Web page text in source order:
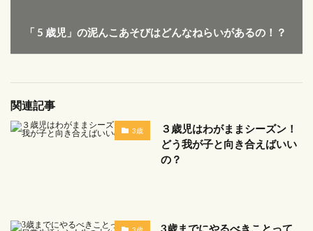
「 5 歳児」の泥んこあそびはどんなねらいがあるの！？
関連記事
3歳
３歳児はわがままシーズン！
どう我が子と向き合えばいい
の？
3歳までにやるべきことって